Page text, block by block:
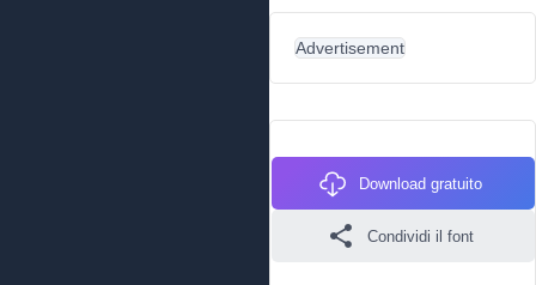
Advertisement
Download gratuito
Condividi il font